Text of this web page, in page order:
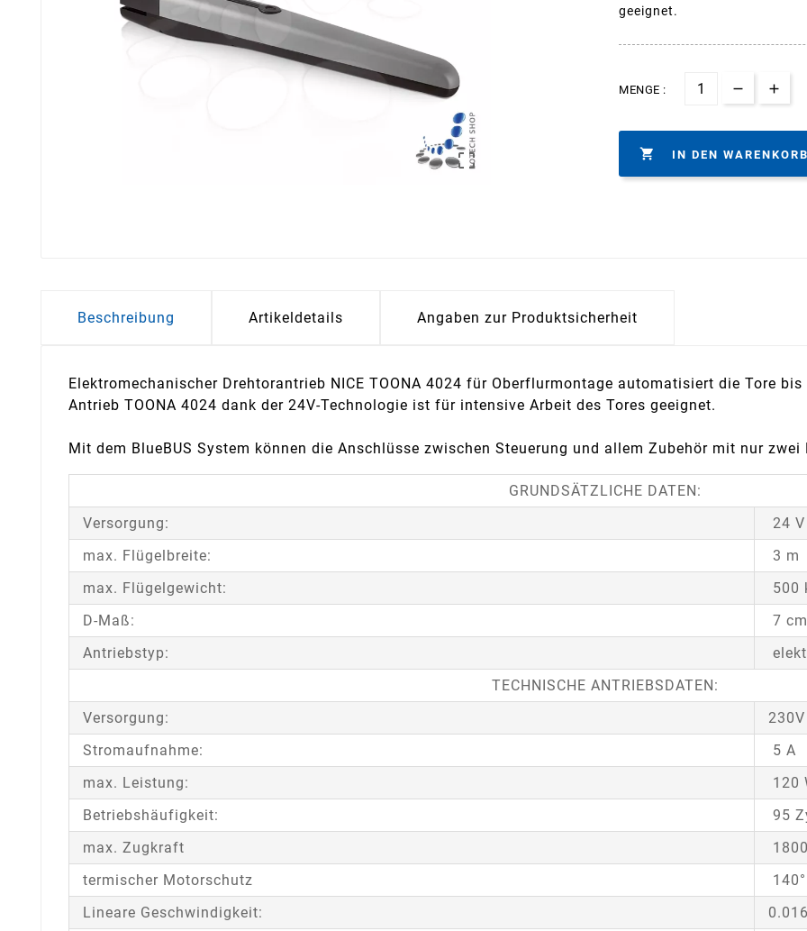

geeignet.
MENGE :
 IN DEN
Beschreibung Artikeldetails Angaben zur Produktsicherheit
Elektromechanischer Drehtorantrieb NICE TOONA 4024 für Oberflurmontage automatisiert die Tore
Antrieb TOONA 4024 dank der 24V-Technologie ist für intensive Arbeit des Tores geeignet.
Mit dem BlueBUS System können die Anschlüsse zwischen Steuerung und allem Zubehör mit nur
GRUNDSÄTZLICHE DATEN:
Versorgung:
24 V
max. Flügelbreite:
3 m
max. Flügelgewicht:
500
D-Maß:
7 cm
Antriebstyp:
TECHNISCHE ANTRIEBSDATEN:
Versorgung:
Stromaufnahme:
5 A
max. Leistung:
120
Betriebshäufigkeit:
95
max. Zugkraft
termischer Motorschutz
Lineare Geschwindigkeit: